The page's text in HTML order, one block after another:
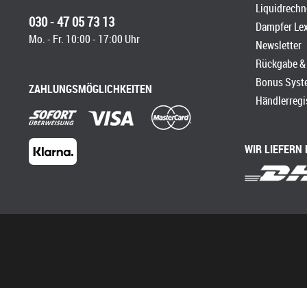
030 - 47 05 73 13
Mo. - Fr. 10:00 - 17:00 Uhr
ZAHLUNGSMÖGLICHKEITEN
Dampfer
Newsletter
Rückgabe
Bonus
WIR LIEFERN